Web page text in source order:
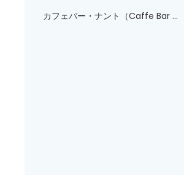
カフェバー・ナント（Caffe Bar ...